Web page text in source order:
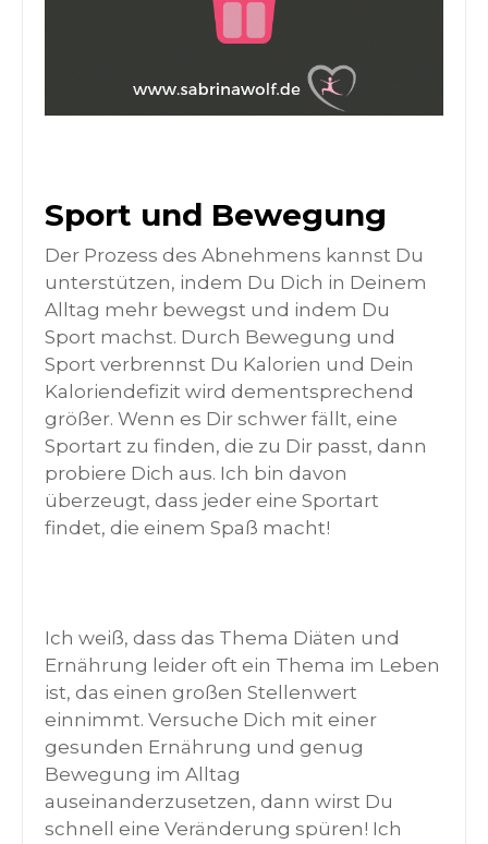
Sport und Bewegung
Der Prozess des Abnehmens kannst Du
unterstützen, indem Du Dich in Deinem
Alltag mehr bewegst und indem Du
Sport machst. Durch Bewegung und
Sport verbrennst Du Kalorien und Dein
Kaloriendefizit wird dementsprechend
größer. Wenn es Dir schwer fällt, eine
Sportart zu finden, die zu Dir passt, dann
probiere Dich aus. Ich bin davon
überzeugt, dass jeder eine Sportart
findet, die einem Spaß macht!
Ich weiß, dass das Thema Diäten und
Ernährung leider oft ein Thema im Leben
ist, das einen großen Stellenwert
einnimmt. Versuche Dich mit einer
gesunden Ernährung und genug
Bewegung im Alltag
auseinanderzusetzen, dann wirst Du
schnell eine Veränderung spüren! Ich